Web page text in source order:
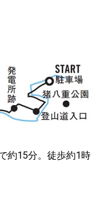
約15分。徒歩約1時